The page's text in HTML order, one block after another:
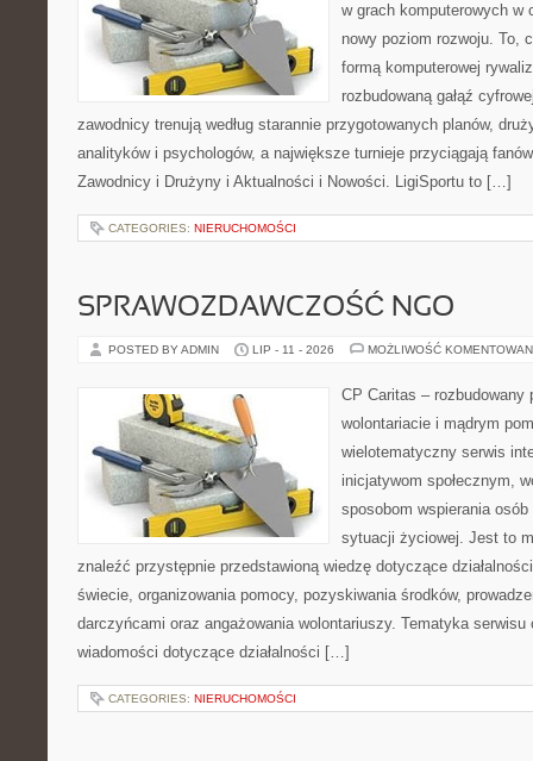
w grach komputerowych w
nowy poziom rozwoju. To,
formą komputerowej
rozbudowaną gałąź
zawodnicy trenują według starannie przygotowanych planów,
analityków i psychologów, a największe turnieje przyciągają
Zawodnicy i Drużyny i Aktualności i Nowości. LigiSportu to […]
CATEGORIES: NIERUCHOMOŚCI
SPRAWOZDAWCZOŚĆ NGO
POSTED BY ADMIN LIP - 11 - 2026 MOŻLIWOŚĆ
CP Caritas – rozbudowany
wolontariacie i mądrym
wielotematyczny serwis
inicjatywom społecznym,
sposobom wspierania
sytuacji życiowej. Jest to
znaleźć przystępnie przedstawioną wiedzę dotyczące
świecie, organizowania pomocy, pozyskiwania środków,
darczyńcami oraz angażowania wolontariuszy. Tematyka
wiadomości dotyczące działalności […]
CATEGORIES: NIERUCHOMOŚCI